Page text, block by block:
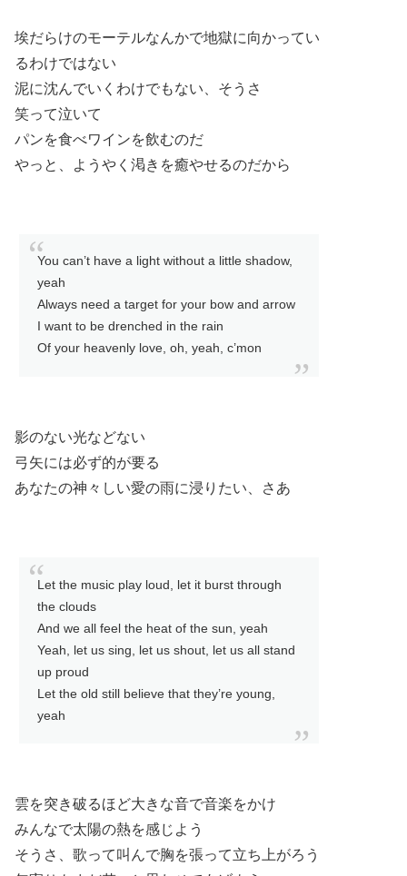
埃だらけのモーテルなんかで地獄に向かってい
るわけではない
泥に沈んでいくわけでもない、そうさ
笑って泣いて
パンを食べワインを飲むのだ
やっと、ようやく渇きを癒やせるのだから
You can’t have a light without a little shadow,
yeah
Always need a target for your bow and arrow
I want to be drenched in the rain
Of your heavenly love, oh, yeah, c’mon
影のない光などない
弓矢には必ず的が要る
あなたの神々しい愛の雨に浸りたい、さあ
Let the music play loud, let it burst through
the clouds
And we all feel the heat of the sun, yeah
Yeah, let us sing, let us shout, let us all stand
up proud
Let the old still believe that they’re young,
yeah
雲を突き破るほど大きな音で音楽をかけ
みんなで太陽の熱を感じよう
そうさ、歌って叫んで胸を張って立ち上がろう